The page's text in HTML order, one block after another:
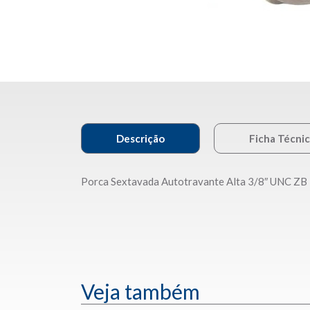
Descrição Ficha
Porca Sextavada Autotravante Alta 3/8″ UNC ZB
Veja também